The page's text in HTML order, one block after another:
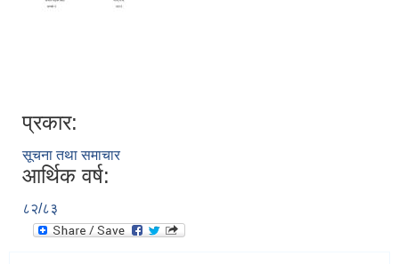
प्रकार:
सूचना तथा समाचार
आर्थिक वर्ष:
८२/८३